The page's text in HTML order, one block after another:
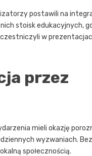
postawili na
stoisk edukacyjnych,
w
przez
mieli okazję
wyzwaniach.
społecznością.